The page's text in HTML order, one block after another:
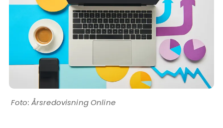
Årsredovisning Online